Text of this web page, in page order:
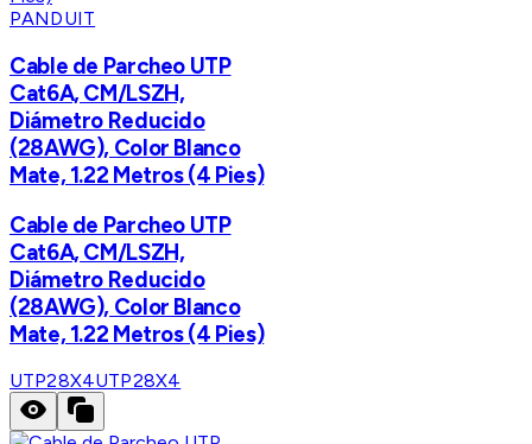
PANDUIT
Cable de Parcheo UTP
Cat6A, CM/LSZH,
Diámetro Reducido
(28AWG), Color Blanco
Mate, 1.22 Metros (4 Pies)
Cable de Parcheo UTP
Cat6A, CM/LSZH,
Diámetro Reducido
(28AWG), Color Blanco
Mate, 1.22 Metros (4 Pies)
UTP28X4UTP28X4